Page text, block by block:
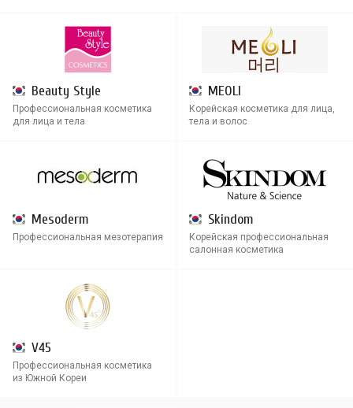
Beauty Style
Профессиональная косметика
для лица и тела
MEOLI
Корейская косметика для лица,
тела и волос
Mesoderm
Профессиональная мезотерапия
Skindom
Корейская профессиональная
салонная косметика
V45
Профессиональная косметика
из Южной Кореи